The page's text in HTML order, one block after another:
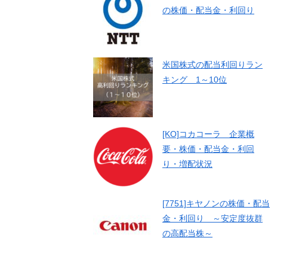
の株価・配当金・利回り
米国株式の配当利回りラン
キング 1～10位
[KO]コカコーラ 企業概
要・株価・配当金・利回
り・増配状況
[7751]キヤノンの株価・配当
金・利回り ～安定度抜群
の高配当株～